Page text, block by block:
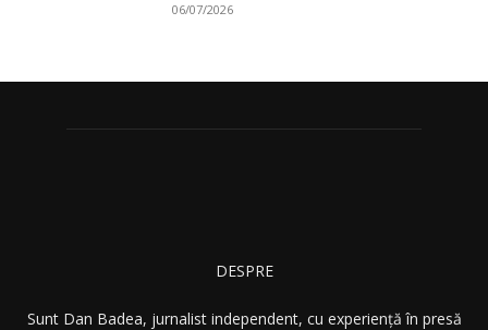
06/07/2026
DESPRE
Sunt Dan Badea, jurnalist independent, cu experiență în presă